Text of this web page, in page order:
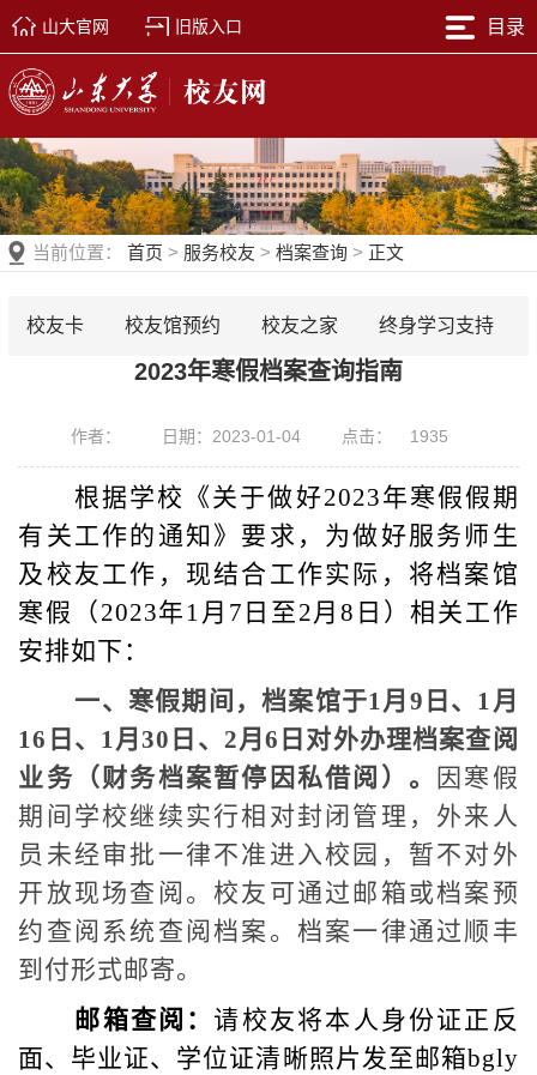
山大官网 旧版入口 目录
当前位置： 首页 > 服务校友 > 档案查询 > 正文
校友卡 校友馆预约 校友之家 终身学习支持
2023年寒假档案查询指南
作者： 日期：2023-01-04 点击： 1935
根据学校《关于做好2023年寒假假期
有关工作的通知》要求，为做好服务师生
及校友工作，现结合工作实际，将档案馆
寒假（2023年1月7日至2月8日）相关工作
安排如下：
一、寒假期间，档案馆于1月9日、1月
16日、1月30日、2月6日对外办理档案查阅
业务（财务档案暂停因私借阅）。
因寒假
期间学校继续实行相对封闭管理，外来人
员未经审批一律不准进入校园，暂不对外
开放现场查阅。校友可通过邮箱或档案预
约查阅系统查阅档案。档案一律通过顺丰
到付形式邮寄。
邮箱查阅：请校友将本人身份证正反
面、毕业证、学位证清晰照片发至邮箱bgly